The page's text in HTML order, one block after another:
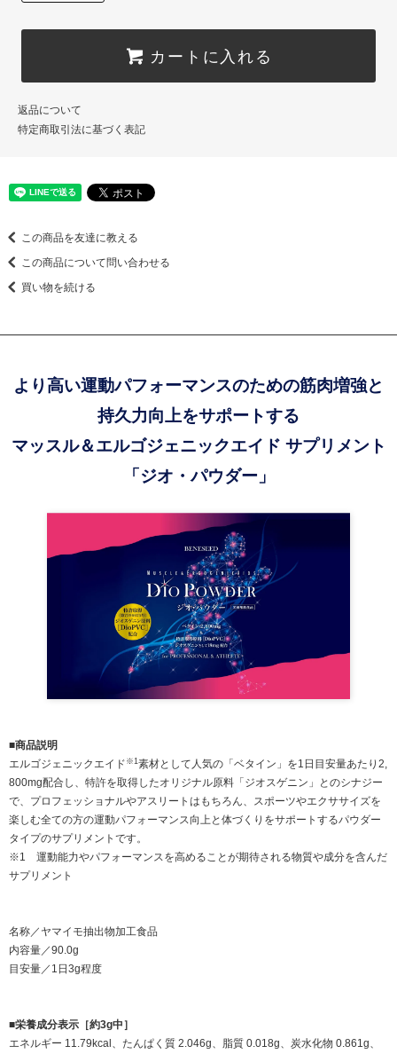
カートに入れる
返品について
特定商取引法に基づく表記
この商品を友達に教える
この商品について問い合わせる
買い物を続ける
より高い運動パフォーマンスのための筋肉増強と
持久力向上をサポートする
マッスル＆エルゴジェニックエイド サプリメント
「ジオ・パウダー」
■商品説明
エルゴジェニックエイド ※ 1 素材として人気の「ベタイン」を1日目安量あたり2,
800mg配合し、特許を取得したオリジナル原料「ジオスゲニン」とのシナジー
で、プロフェッショナルやアスリートはもちろん、スポーツやエクササイズを
楽しむ全ての方の運動パフォーマンス向上と体づくりをサポートするパウダー
タイプのサプリメントです。
※1 運動能力やパフォーマンスを高めることが期待される物質や成分を含んだ
サプリメント
名称／ヤマイモ抽出物加工食品
内容量／90.0g
目安量／1日3g程度
■栄養成分表示［約3g中］
エネルギー 11.79kcal、たんぱく質 2.046g、脂質 0.018g、炭水化物 0.861g、